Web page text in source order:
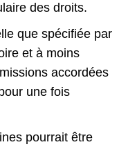
des droits.
que spécifiée par
et à moins
accordées
une fois
pourrait être